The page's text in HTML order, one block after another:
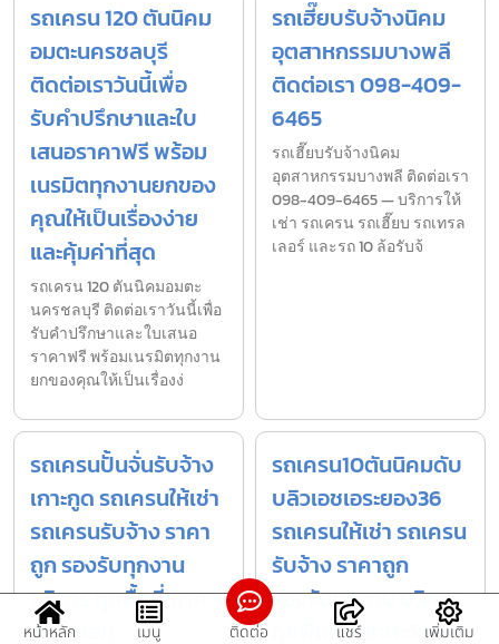
รถเครน 120 ตันนิคม
อมตะนครชลบุรี
ติดต่อเราวันนี้เพื่อ
รับคำปรึกษาและใบ
เสนอราคาฟรี พร้อม
เนรมิตทุกงานยกของ
คุณให้เป็นเรื่องง่าย
และคุ้มค่าที่สุด
รถเครน 120 ตันนิคมอมตะ
นครชลบุรี ติดต่อเราวันนี้เพื่อ
รับคำปรึกษาและใบเสนอ
ราคาฟรี พร้อมเนรมิตทุกงาน
ยกของคุณให้เป็นเรื่องง่
รถเฮี๊ยบรับจ้างนิคม
อุตสาหกรรมบางพลี
ติดต่อเรา 098-409-
6465
รถเฮี๊ยบรับจ้างนิคม
อุตสาหกรรมบางพลี ติดต่อเรา
098-409-6465 — บริการให้
เช่า รถเครน รถเฮี๊ยบ รถเทรล
เลอร์ และรถ 10 ล้อรับจ้
รถเครนปั้นจั่นรับจ้าง
เกาะกูด รถเครนให้เช่า
รถเครนรับจ้าง ราคา
ถูก รองรับทุกงาน
บริการ ทุกพื้นที่ ภาค
ตะวันออก
รถเครน10ตันนิคมดับ
บลิวเอชเอระยอง36
รถเครนให้เช่า รถเครน
รับจ้าง ราคาถูก
รองรับทุกงาน บริการ
ทุกพื้นที่ ภาคตะวันออก
หน้าหลัก เมนู ติดต่อ แชร์ เพิ่มเติม